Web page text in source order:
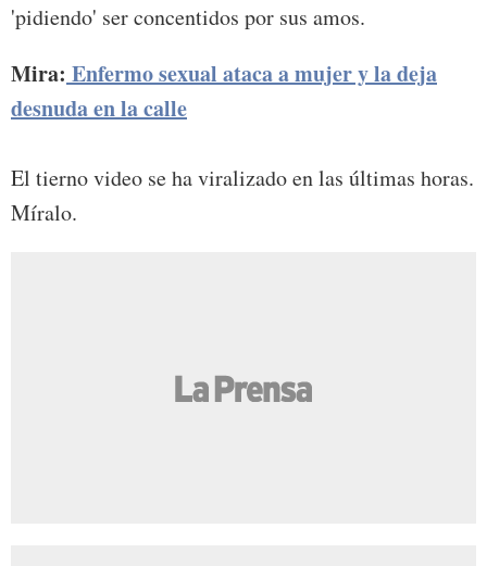
'pidiendo' ser concentidos por sus amos.
Mira: Enfermo sexual ataca a mujer y la deja
desnuda en la calle
El tierno video se ha viralizado en las últimas horas.
Míralo.